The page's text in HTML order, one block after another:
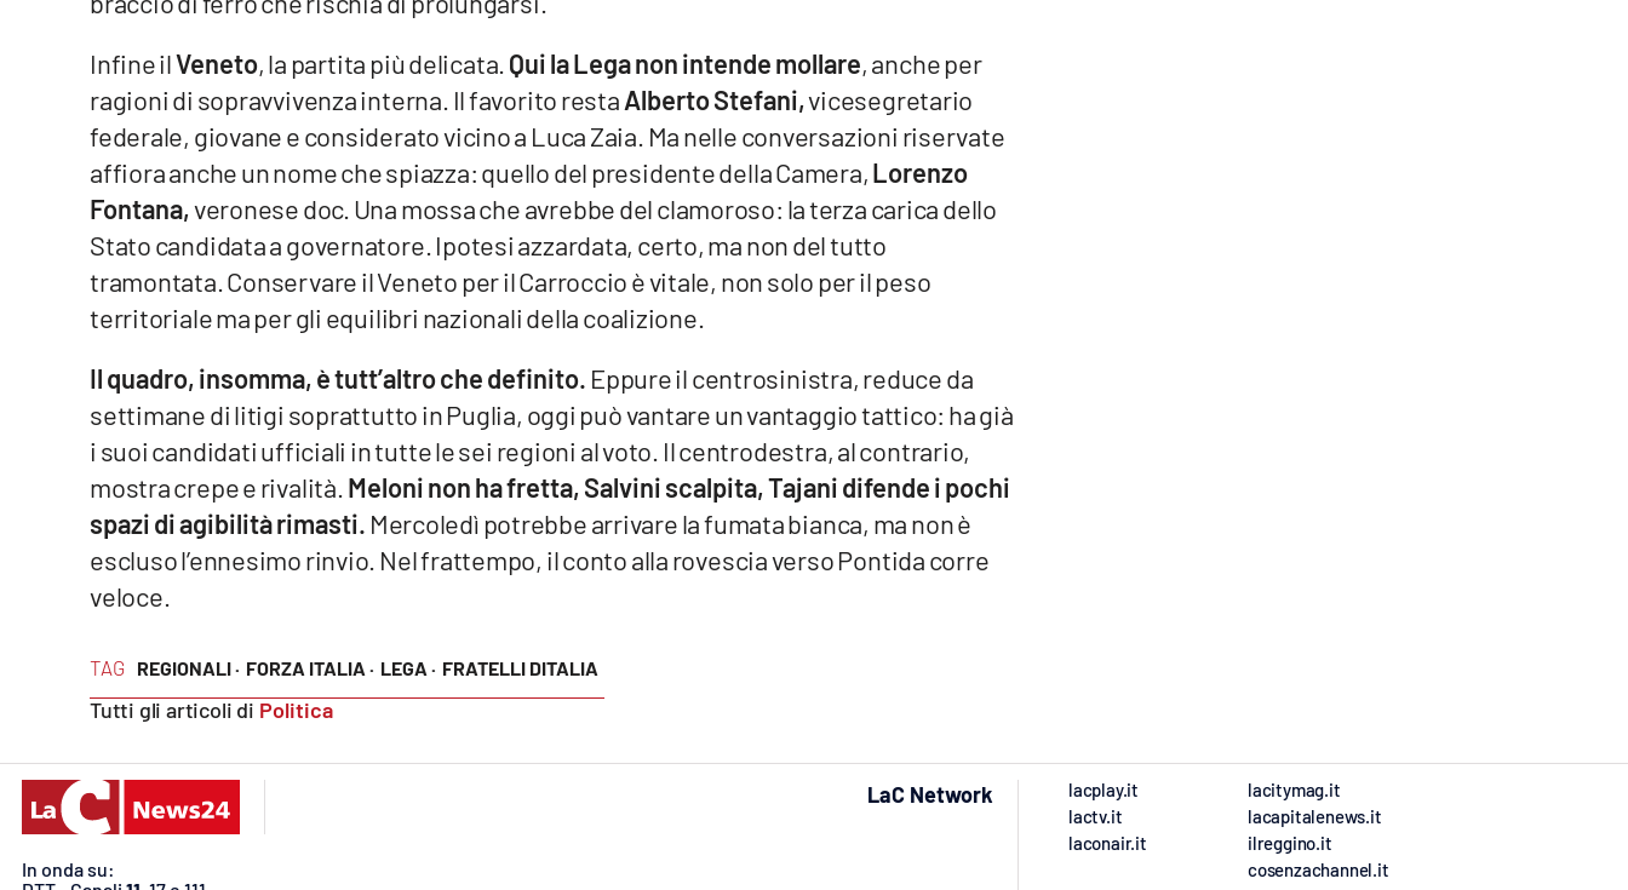
Lacapitalenews.it
Cosenzachannel.it
Ilvibonese.it
Catanzarochannel.it
TAG REGIONALI · FORZA ITALIA · LEGA · FRATELLI DITALIA
Tutti gli articoli di Politica
Infine ilVeneto, la partita più delicata. Qui la Lega non intende mollare,anche per
ragioni di sopravvivenza interna. Il favorito restaAlberto Stefani,vicesegretario
federale, giovane e considerato vicino a Luca Zaia. Ma nelle conversazioni riservate
affiora anche un nome che spiazza: quello del presidente della Camera,Lorenzo
Fontana,veronese doc. Una mossa che avrebbe del clamoroso: la terza carica dello
Stato candidata a governatore. Ipotesi azzardata, certo, ma non del tutto
tramontata. Conservare il Veneto per il Carroccio è vitale, non solo per il peso
territoriale ma per gli equilibri nazionali della coalizione.
Il quadro, insomma, è tutt’altro che definito. Eppure il centrosinistra, reduce da
settimane di litigi soprattutto in Puglia, oggi può vantare un vantaggio tattico: ha già
i suoi candidati ufficiali in tutte le sei regioni al voto. Il centrodestra, al contrario,
mostra crepe e rivalità. Meloni non ha fretta, Salvini scalpita, Tajani difende i pochi
spazi di agibilità rimasti. Mercoledì potrebbe arrivare la fumata bianca, ma non è
escluso l’ennesimo rinvio. Nel frattempo, il conto alla rovescia verso Pontida corre
veloce.
In onda su:
LaC Network
lacplay.it
lactv.it
laconair.it
lacitymag.it
lacapitalenews.it
ilreggino.it
cosenzachannel.it